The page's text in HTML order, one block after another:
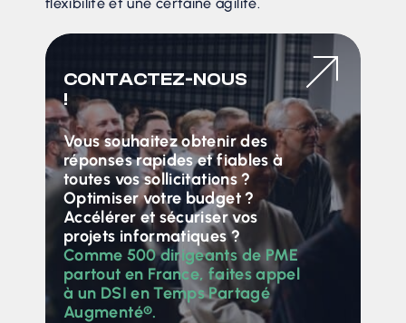
CONTACTEZ-NOUS
!
Vous souhaitez obtenir des
réponses rapides et fiables à
toutes vos sollicitations ?
Optimiser votre budget ?
Accélérer et sécuriser vos
projets informatiques ?
Comme 500 dirigeants de PME
partout en France, faites appel
à un DSI en Temps Partagé
Augmenté®.